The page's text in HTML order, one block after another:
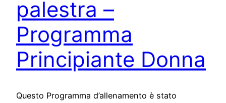
palestra –
Programma
Principiante Donna
Questo Programma d’allenamento è stato